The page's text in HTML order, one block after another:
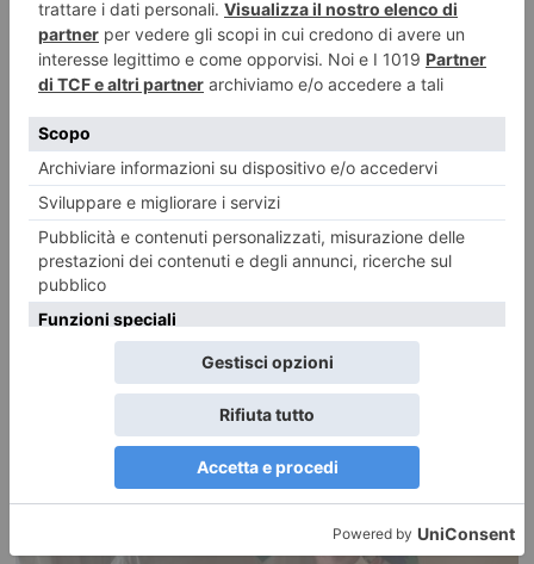
Sedici giorni senza riposo settimanale: multato autista di bus
Sedici giorni consecutivi al volante senza effettuare il previsto riposo